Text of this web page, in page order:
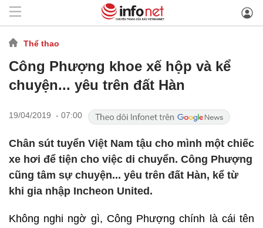
Thể thao
Công Phượng khoe xế hộp và kể
chuyện... yêu trên đất Hàn
19/04/2019 - 07:00
Chân sút tuyển Việt Nam tậu cho mình một chiếc
xe hơi để tiện cho việc di chuyển. Công Phượng
cũng tâm sự chuyện... yêu trên đất Hàn, kể từ
khi gia nhập Incheon United.
Không nghi ngờ gì, Công Phượng chính là cái tên